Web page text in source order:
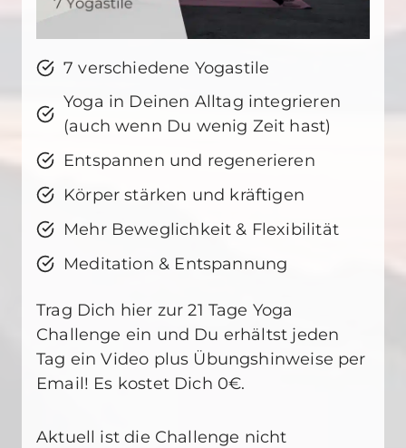
7 verschiedene Yogastile
Yoga in Deinen Alltag integrieren
(auch wenn Du wenig Zeit hast)
Entspannen und regenerieren
Körper stärken und kräftigen
Mehr Beweglichkeit & Flexibilität
Meditation & Entspannung
Trag Dich hier zur 21 Tage Yoga
Challenge ein und Du erhältst jeden
Tag ein Video plus Übungshinweise per
Email! Es kostet Dich 0€.
Aktuell ist die Challenge nicht